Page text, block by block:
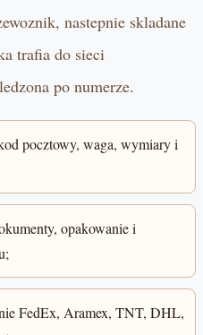
nastepnie skladane
trafia do sieci
po numerze.
pocztowy, waga, wymiary i
opakowanie i
FedEx, Aramex, TNT, DHL,